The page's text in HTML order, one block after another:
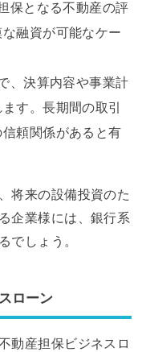
保となる不動産の評
融資が可能なケー
、決算内容や事業計
す。長期間の取引
頼関係があると有
将来の設備投資のた
企業様には、銀行系
でしょう。
ローン
動産担保ビジネスロ